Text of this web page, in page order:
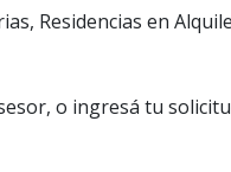
Residencias en
o ingresá tu